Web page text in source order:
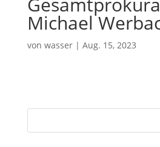
Michael
von wasser| Aug. 15, 2023